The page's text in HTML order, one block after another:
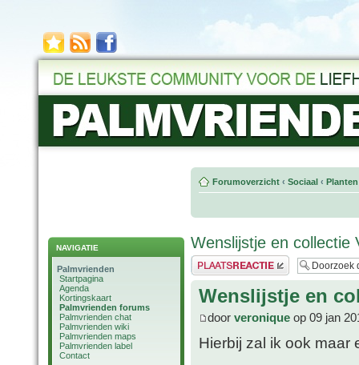
NAVIGATIE
Palmvrienden
Startpagina
Agenda
Kortingskaart
Palmvrienden forums
Palmvrienden chat
Palmvrienden wiki
Palmvrienden maps
Palmvrienden label
Contact
Forumoverzicht ‹ Sociaal ‹
Wenslijstje en collectie
Plaats een reactie
Wenslijstje en
door veronique op 09 jan
Hierbij zal ik ook maar